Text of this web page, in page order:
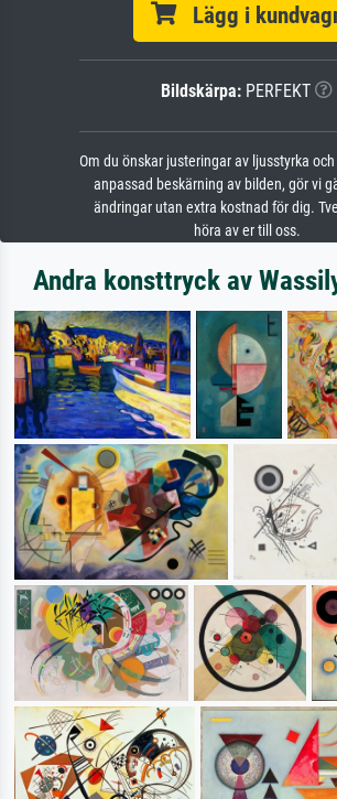
Lägg i
Bildskärpa: PERFEKT
Om du önskar justeringar av ljusstyrka
anpassad beskärning av bilden, gör vi
ändringar utan extra kostnad för dig.
höra av er till oss.
Andra konsttryck av